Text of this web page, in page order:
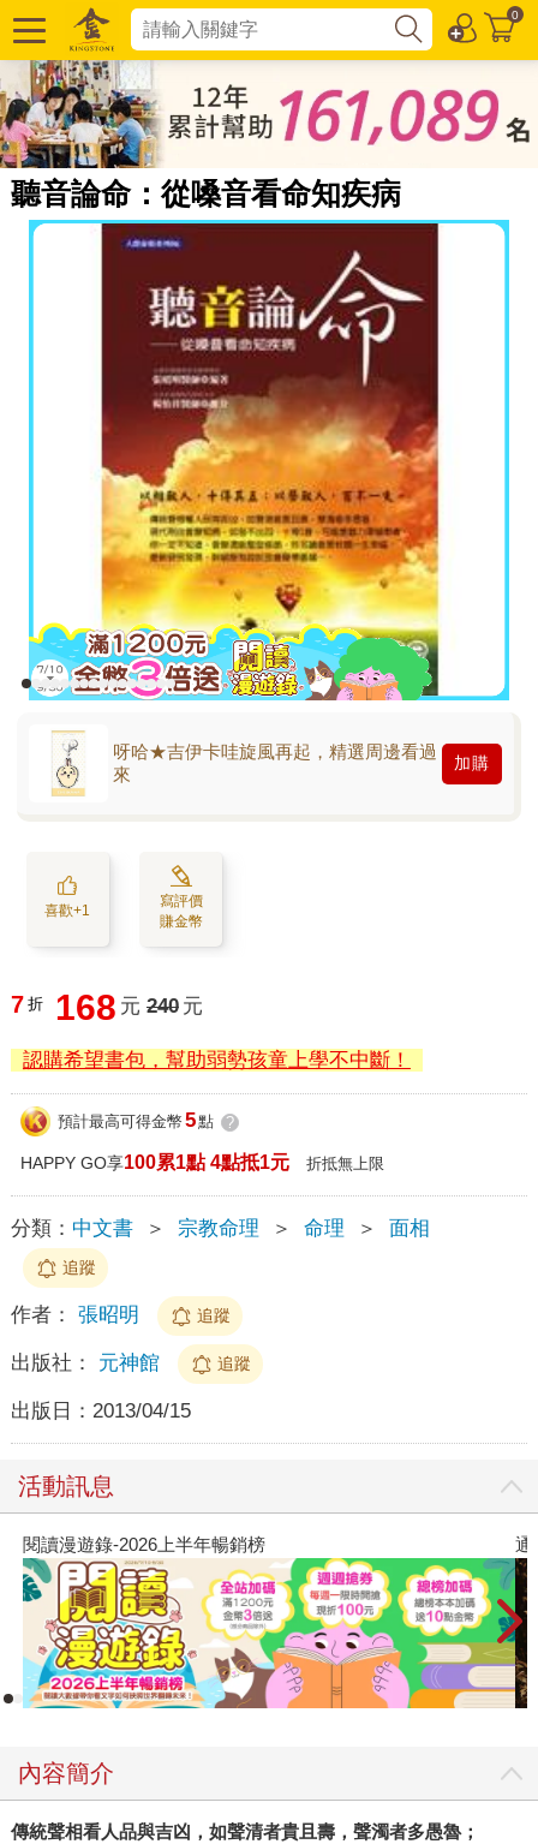
0
聽音論命：從嗓音看命知疾病
呀哈★吉伊卡哇旋風再起，精選周邊看過
來
加購
喜歡+1
寫評價
賺金幣
7 折 168 元 240 元
認購希望書包，幫助弱勢孩童上學不中斷！
預計最高可得金幣 5點 ?
HAPPY GO享100累1點 4點抵1元 折抵無上限
分類： 中文書 ＞ 宗教命理 ＞ 命理 ＞ 面相
追蹤
作者： 張昭明 追蹤
出版社： 元神館 追蹤
出版日： 2013/04/15
活動訊息
閱讀漫遊錄-2026上半年暢銷榜 通
內容簡介
傳統聲相看人品與吉凶，如聲清者貴且壽，聲濁者多愚魯；